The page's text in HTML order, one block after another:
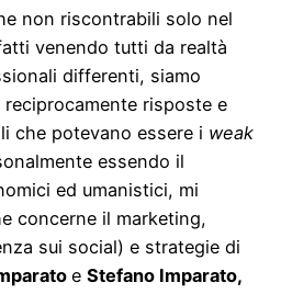
non riscontrabili solo nel
venendo tutti da realtà
differenti, siamo
risposte e
che potevano essere i weak
essendo il
ed umanistici, mi
concerne il marketing,
sui social) e strategie di
e Stefano Imparato,